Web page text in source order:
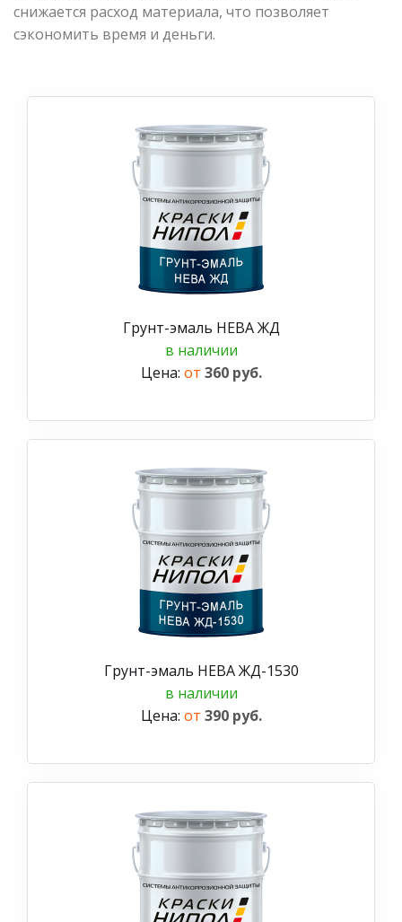
снижается расход материала, что позволяет
сэкономить время и деньги.
Грунт-эмаль НЕВА ЖД
в наличии
Цена: от 360 руб.
Грунт-эмаль НЕВА ЖД-1530
в наличии
Цена: от 390 руб.